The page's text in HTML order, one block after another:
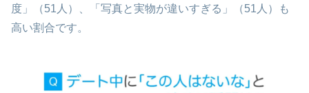
度」（51人）、「写真と実物が違いすぎる」（51人）も
高い割合です。